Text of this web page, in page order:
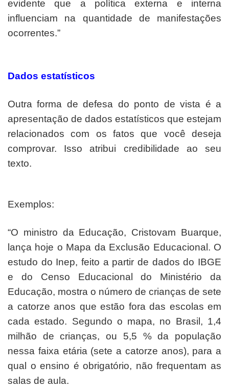
evidente que a política externa e interna
influenciam na quantidade de manifestações
ocorrentes.”
Dados estatísticos
Outra forma de defesa do ponto de vista é a
apresentação de dados estatísticos que estejam
relacionados com os fatos que você deseja
comprovar. Isso atribui credibilidade ao seu
texto.
Exemplos:
“O ministro da Educação, Cristovam Buarque,
lança hoje o Mapa da Exclusão Educacional. O
estudo do Inep, feito a partir de dados do IBGE
e do Censo Educacional do Ministério da
Educação, mostra o número de crianças de sete
a catorze anos que estão fora das escolas em
cada estado. Segundo o mapa, no Brasil, 1,4
milhão de crianças, ou 5,5 % da população
nessa faixa etária (sete a catorze anos), para a
qual o ensino é obrigatório, não frequentam as
salas de aula.